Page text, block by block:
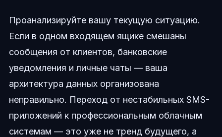
Проанализируйте вашу текущую ситуацию.
Если в одном входящем ящике смешаны
сообщения от клиентов, банковские
уведомления и личные чаты — ваша
архитектура данных организована
неправильно. Переход от нестабильных SMS-
приложений к профессиональным облачным
системам — это уже не тренд будущего, а